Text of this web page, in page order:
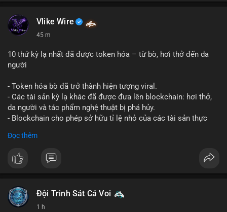
Vlike Wire
45 m
10 thứ kỳ lạ nhất đã được token hóa – từ bò, hơi thở đến da
người
- Token hóa bò đã trở thành hiện tượng viral.
- Các tài sản kỳ lạ khác đã được đưa lên blockchain: hơi thở,
da người và tác phẩm nghệ thuật bị phá hủy.
- Blockchain cho phép sở hữu tỉ lệ nhỏ của các tài sản thực
- Câu hỏi về pháp lý, đạo đức và bảo mật đang được đặt ra.
bất thường.
$btc $eth
Đọc thêm
Đội Trinh Sát Cá Voi
1 h